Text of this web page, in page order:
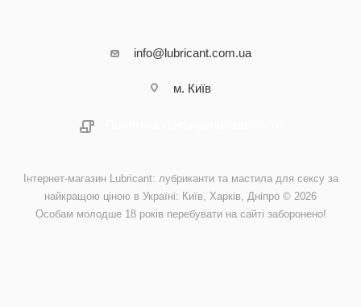
info@lubricant.com.ua
м. Київ
Інтернет-магазин Lubricant: лубриканти та мастила для сексу за
найкращою ціною в Україні: Київ, Харків, Дніпро © 2026
Особам молодше 18 років перебувати на сайті заборонено!